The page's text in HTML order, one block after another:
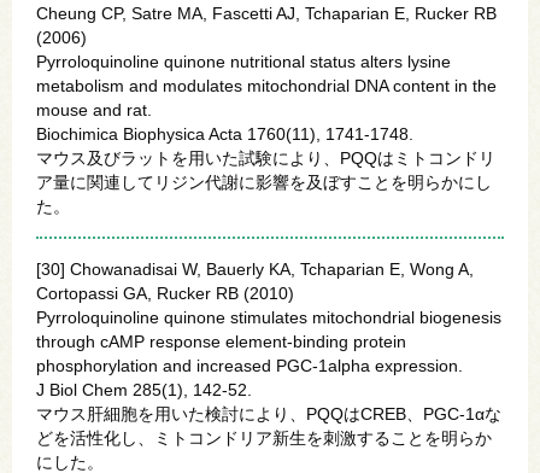
Cheung CP, Satre MA, Fascetti AJ, Tchaparian E, Rucker RB
(2006)
Pyrroloquinoline quinone nutritional status alters lysine
metabolism and modulates mitochondrial DNA content in the
mouse and rat.
Biochimica Biophysica Acta 1760(11), 1741-1748.
マウス及びラットを用いた試験により、PQQはミトコンドリ
ア量に関連してリジン代謝に影響を及ぼすことを明らかにし
た。
[30] Chowanadisai W, Bauerly KA, Tchaparian E, Wong A,
Cortopassi GA, Rucker RB (2010)
Pyrroloquinoline quinone stimulates mitochondrial biogenesis
through cAMP response element-binding protein
phosphorylation and increased PGC-1alpha expression.
J Biol Chem 285(1), 142-52.
マウス肝細胞を用いた検討により、PQQはCREB、PGC-1αな
どを活性化し、ミトコンドリア新生を刺激することを明らか
にした。